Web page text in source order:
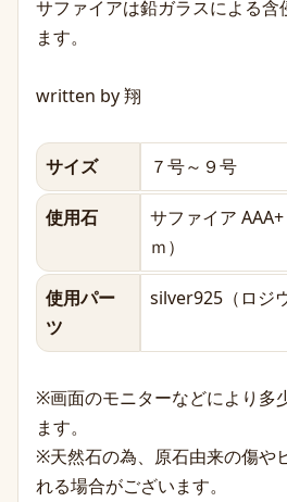
サファイアは鉛ガラスによる含
ます。
written by 翔
サイズ ７号～９号
使用石
サファイア
ｍ）
使用パー
ツ
silver925（ロジ
※画面のモニターなどにより多
ます。
※天然石の為、原石由来の傷や
れる場合がございます。